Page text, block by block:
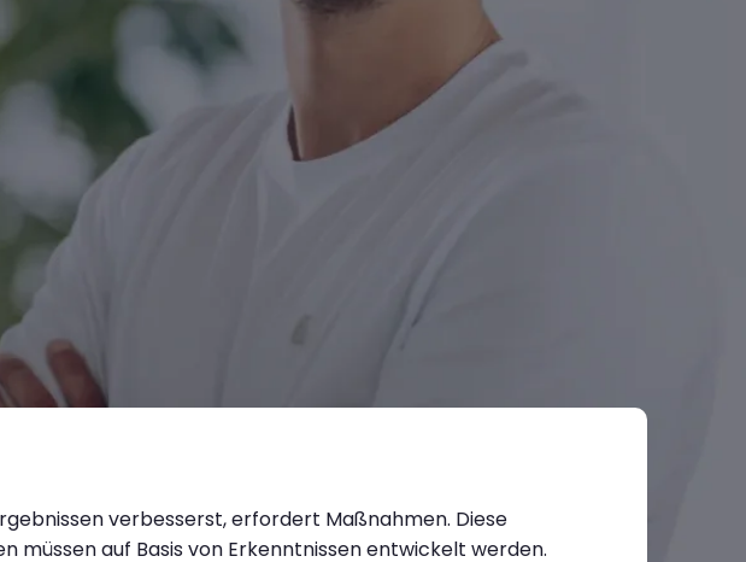
verbesserst, erfordert Maßnahmen. Diese
auf Basis von Erkenntnissen entwickelt werden.